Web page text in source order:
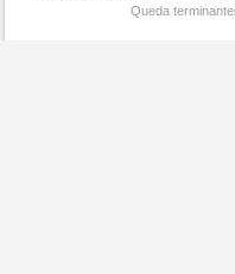
Queda